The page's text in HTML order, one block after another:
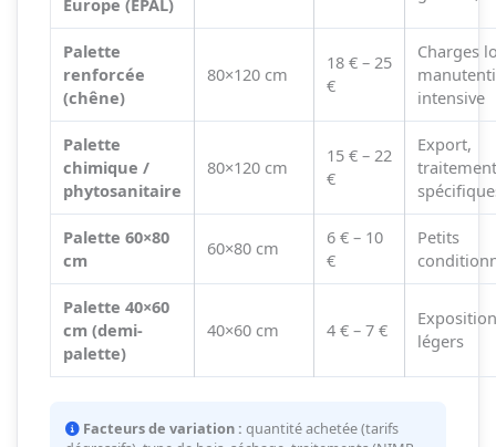
Europe (EPAL)
Palette
renforcée
(chêne)
80×120 cm
18 € – 25
€
Charges
intensive
Palette
chimique /
phytosanitaire
80×120 cm
15 € – 22
€
Export,
Palette 60×80
cm
60×80 cm
6 € – 10
€
Petits
Palette 40×60
cm (demi-
palette)
40×60 cm 4 € – 7 €
légers
Facteurs de variation : quantité achetée (tarifs